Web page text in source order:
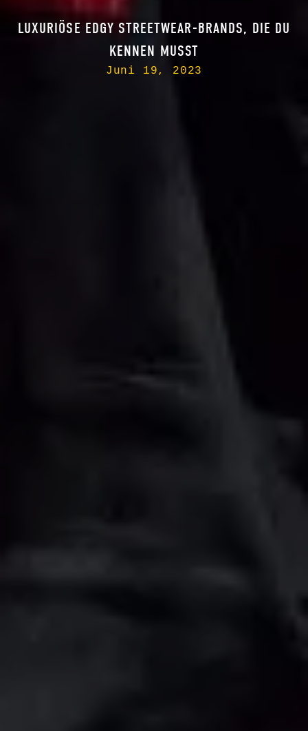
LUXURIÖSE EDGY STREETWEAR-BRANDS, DIE DU
KENNEN MUSST
Juni 19, 2023